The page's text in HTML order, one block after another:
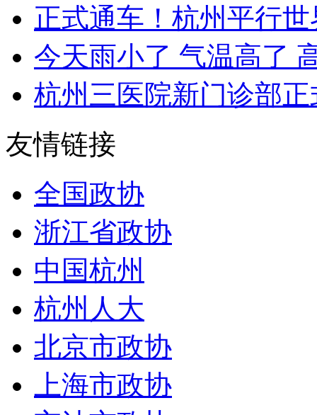
正式通车！杭州平行
今天雨小了 气温高了
杭州三医院新门诊部
友情链接
全国政协
浙江省政协
中国杭州
杭州人大
北京市政协
上海市政协